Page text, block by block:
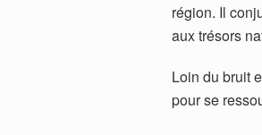
région. Il
aux trésors
Loin du bruit
pour se